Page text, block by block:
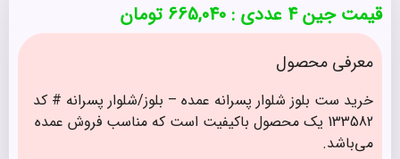
قیمت جین 4 عددی : 665,040 تومان
معرفی محصول
خرید ست بلوز شلوار پسرانه عمده – بلوز/شلوار پسرانه # کد
133582 یک محصول باکیفیت است که مناسب فروش عمده
می‌باشد.